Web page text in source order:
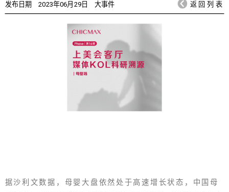
发布日期 2023年06月29日 大事件 返回列表
据沙利文数据，母婴大盘依然处于高速增长状态，中国母